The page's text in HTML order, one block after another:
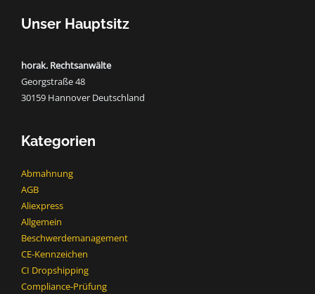
Unser Hauptsitz
horak. Rechtsanwälte
Georgstraße 48
30159 Hannover Deutschland
Kategorien
Abmahnung
AGB
Aliexpress
Allgemein
Beschwerdemanagement
CE-Kennzeichen
CI Dropshipping
Compliance-Prüfung